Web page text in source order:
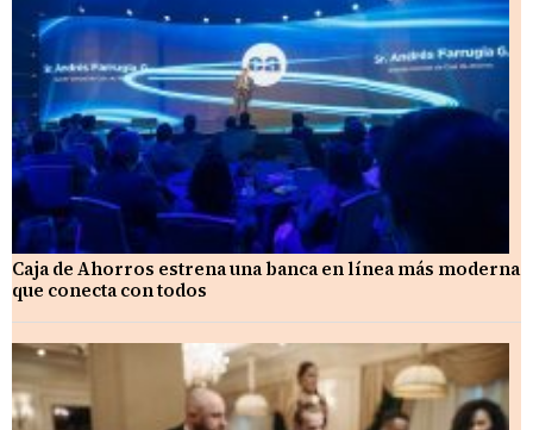
Caja de Ahorros estrena una banca en línea más moderna
que conecta con todos